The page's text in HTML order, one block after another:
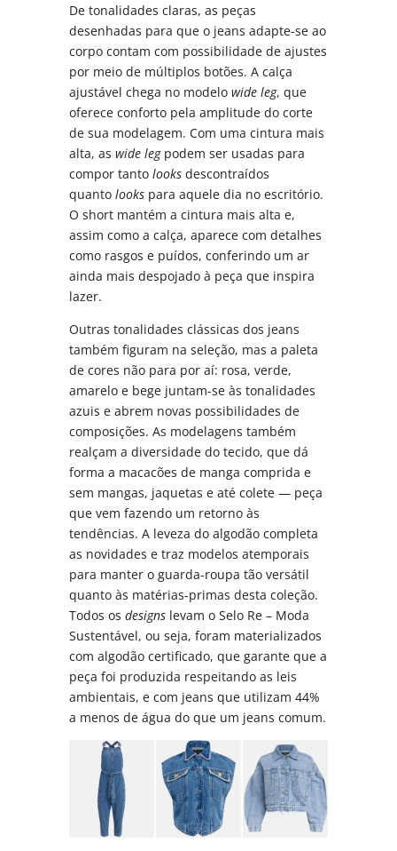
De tonalidades claras, as peças
desenhadas para que o jeans adapte-se ao
corpo contam com possibilidade de ajustes
por meio de múltiplos botões. A calça
ajustável chega no modelowide leg, que
oferece conforto pela amplitude do corte
de sua modelagem. Com uma cintura mais
alta, aswide legpodem ser usadas para
compor tantolooksdescontraídos
quantolooks para aquele dia no escritório.
O short mantém a cintura mais alta e,
assim como a calça, aparece com detalhes
como rasgos e puídos, conferindo um ar
ainda mais despojado à peça que inspira
lazer.
Outras tonalidades clássicas dos jeans
também figuram na seleção, mas a paleta
de cores não para por aí: rosa, verde,
amarelo e bege juntam-se às tonalidades
azuis e abrem novas possibilidades de
composições. As modelagens também
realçam a diversidade do tecido, que dá
forma a macacões de manga comprida e
sem mangas, jaquetas e até colete — peça
que vem fazendo um retorno às
tendências. A leveza do algodão completa
as novidades e traz modelos atemporais
para manter o guarda-roupa tão versátil
quanto às matérias-primas desta coleção.
Todos osdesigns levam o Selo Re – Moda
Sustentável, ou seja, foram materializados
com algodão certificado, que garante que a
peça foi produzida respeitando as leis
ambientais, e com jeans que utilizam 44%
a menos de água do que um jeans comum.